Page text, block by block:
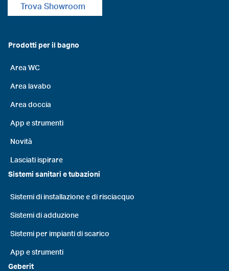
Trova Showroom
Prodotti per il bagno
Area WC
Area lavabo
Area doccia
App e strumenti
Novità
Lasciati ispirare
Sistemi sanitari e tubazioni
Sistemi di installazione e di risciacquo
Sistemi di adduzione
Sistemi per impianti di scarico
App e strumenti
Geberit